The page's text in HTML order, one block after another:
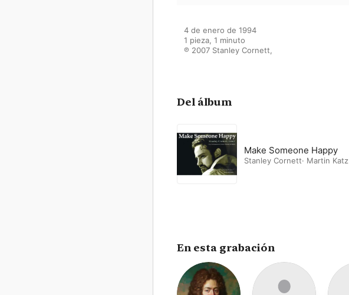
4 de enero de 1994
1 pieza, 1 minuto
℗ 2007 Stanley Cornett,
Del álbum
Make Someone Happy
Stanley Cornett· Martin Katz
En esta grabación